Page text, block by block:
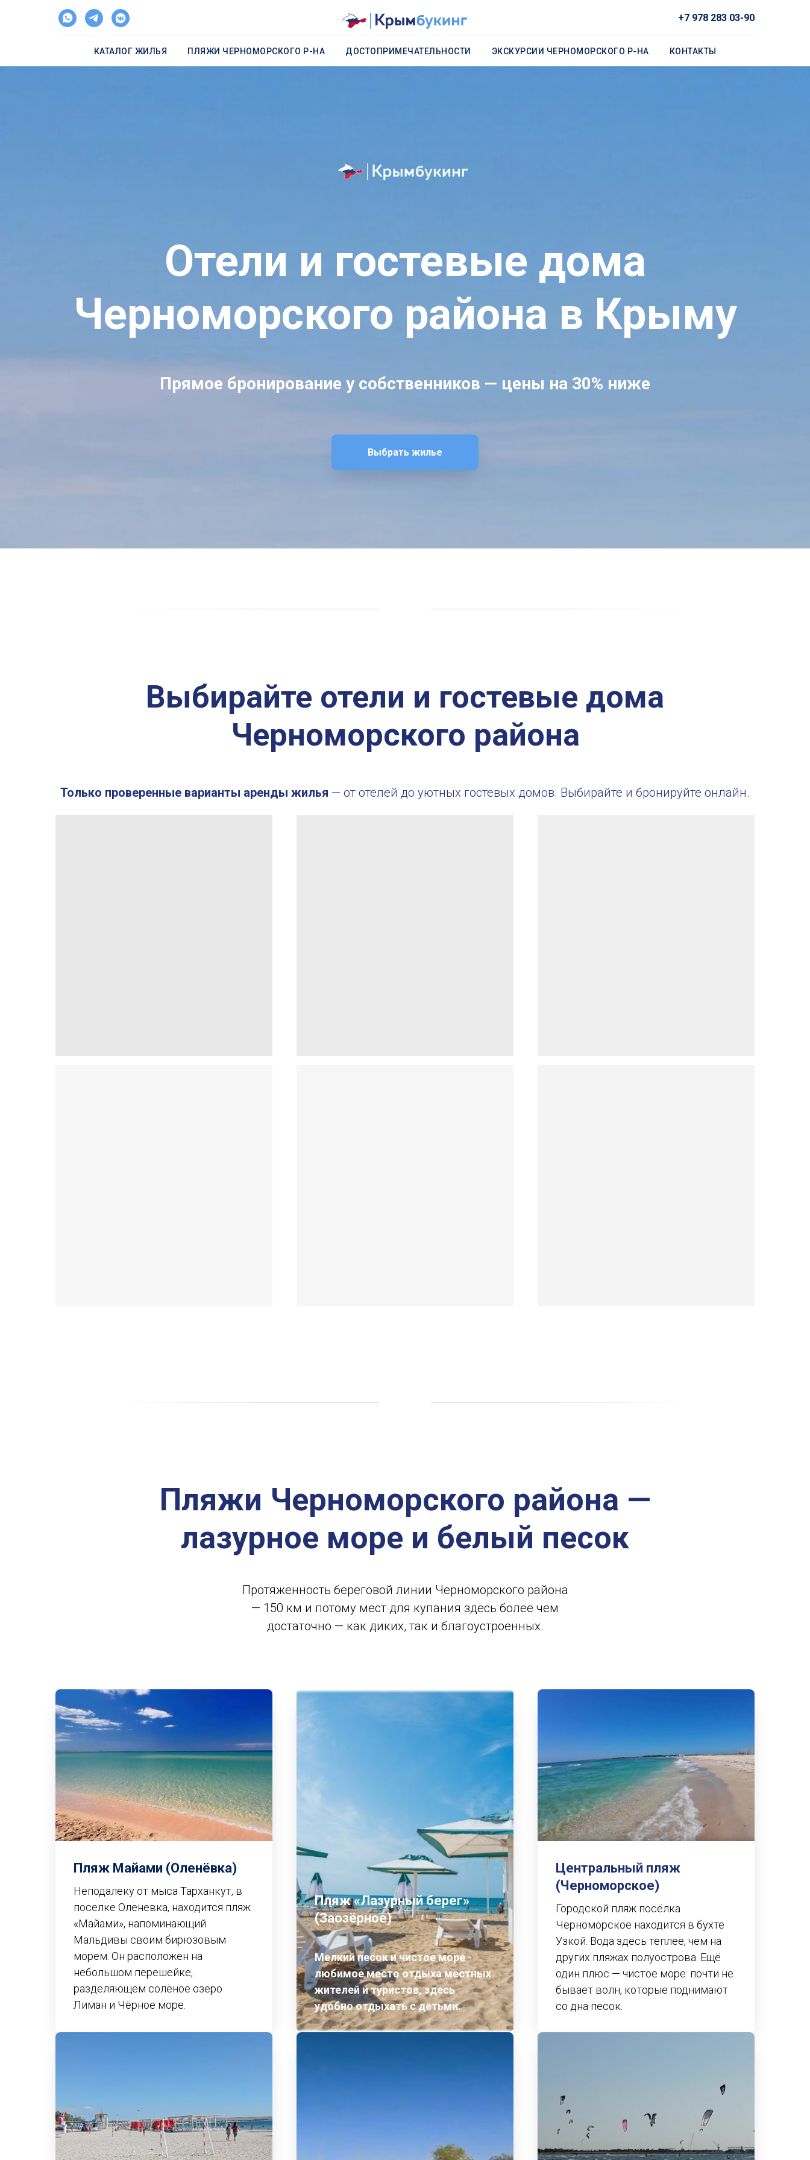
+7 978 283 03-90
КАТАЛОГ ЖИЛЬЯ ПЛЯЖИ ЧЕРНОМОРСКОГО Р-НА ДОСТОПРИМЕЧАТЕЛЬНОСТИ ЭКСКУРСИИ ЧЕРНОМОРСКОГО Р-НА КОНТАКТЫ
Отели и гостевые дома
Черноморского района в Крыму
Прямое бронирование у собственников — цены на 30% ниже
Выбрать жилье
Выбирайте отели и гостевые дома
Черноморского района
Только проверенные варианты аренды жилья — от отелей до уютных гостевых домов. Выбирайте и бронируйте онлайн.
Пляжи Черноморского района —
лазурное море и белый песок
Протяженность береговой линии Черноморского района
— 150 км и потому мест для купания здесь более чем
достаточно — как диких, так и благоустроенных.
Пляж Майами (Оленёвка)
Неподалеку от мыса Тарханкут, в
поселке Оленевка, находится пляж
«Майами», напоминающий
Мальдивы своим бирюзовым
морем. Он расположен на
небольшом перешейке,
разделяющем солёное озеро
Лиман и Чёрное море.
Пляж «Лазурный берег»
(Заозёрное)
Мелкий песок и чистое море -
любимое место отдыха местных
жителей и туристов, здесь
удобно отдыхать с детьми.
Центральный пляж
(Черноморское)
Городской пляж посёлка
Черноморское находится в бухте
Узкой. Вода здесь теплее, чем на
других пляжах полуострова. Ещё
один плюс — чистое море: почти не
бывает волн, которые поднимают
со дна песок.